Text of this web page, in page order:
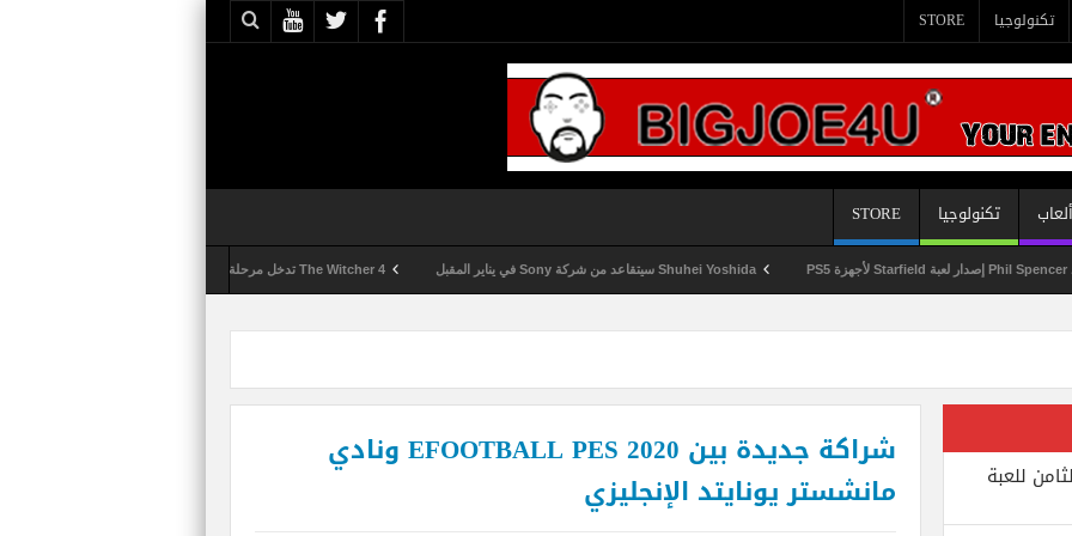
تكنولوجيا STORE
ألعاب تكنولوجيا
STORE
Shuhei Yoshida سيتقاعد من شركة Sony في يناير المقبل The Witcher 4 تدخل مرحلة الإنتاج الكامل
شراكة جديدة بين EFOOTBALL PES 2020 ونادي
مانشستر يونايتد الإنجليزي
للعبة